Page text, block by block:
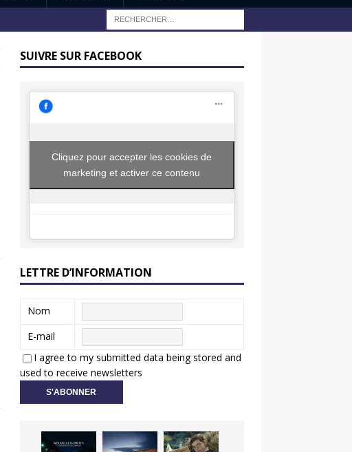
SUIVRE SUR FACEBOOK
Cliquez pour accepter les cookies de
marketing et activer ce contenu
LETTRE D’INFORMATION
Nom
E-mail
I agree to my submitted data being stored and
used to receive newsletters